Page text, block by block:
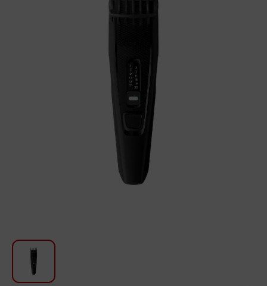
Գեղեցկություն և խնամք
Ավտոմեքենաների աուդիոտեխնիկա
Տեքստիլ